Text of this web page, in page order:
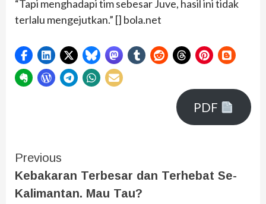
“Tapi menghadapi tim sebesar Juve, hasil ini tidak
terlalu mengejutkan.” [] bola.net
PDF
Previous
Kebakaran Terbesar dan Terhebat Se-
Kalimantan. Mau Tau?